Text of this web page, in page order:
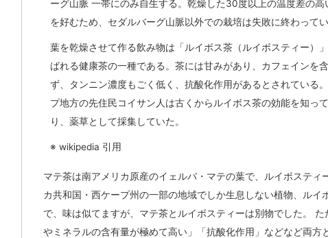
ーグ山脈 一帯にのみ自生する。乾燥した30度以上の温度差の高
を好むため、セダルバーグ山脈以外での栽培は失敗に終わってい
葉を乾燥させて作る飲み物は「ルイボス茶（ルイボスティー）
ばれる健康茶の一種である。茶には甘みがあり、カフェインを
ず、タンニン濃度もごく低く、抗酸化作用があるとされている
プ地方の先住民コイサン人は古くからルイボス茶の効能を知っ
り、薬草として採集していた。
※ wikipedia 引用
マテ茶は南アメリカ原産のイェルバ・マテの葉で、ルイボスティ
カ共和国・西ケープ州の一部の地域でしか生息しない植物、ルイ
で、味は似てますが、マテ茶とルイボスティーは別物でした。 た
やミネラルの含有量が極めて高い」「抗酸化作用」などなど両方